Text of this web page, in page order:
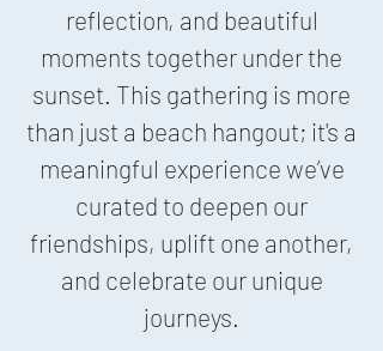
reflection, and beautiful
moments together under the
sunset. This gathering is more
than just a beach hangout; it's a
meaningful experience we’ve
curated to deepen our
friendships, uplift one another,
and celebrate our unique
journeys.